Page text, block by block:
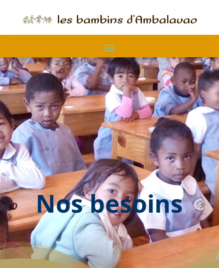
Nos besoins